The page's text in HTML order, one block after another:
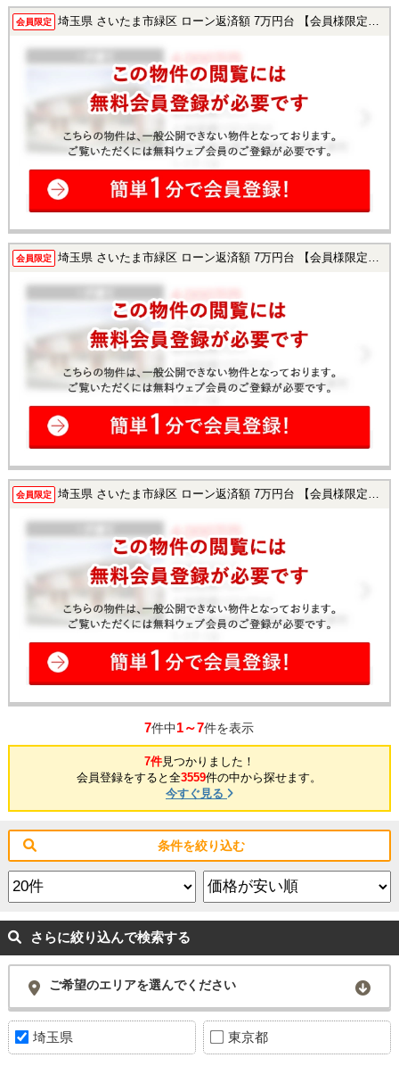
会員限定 埼玉県 さいたま市緑区 ローン返済額 7万円台 【会員様限定で公開中！】
会員限定 埼玉県 さいたま市緑区 ローン返済額 7万円台 【会員様限定で公開中！】
会員限定 埼玉県 さいたま市緑区 ローン返済額 7万円台 【会員様限定で公開中！】
7件中1～7件を表示
7件見つかりました！
会員登録をすると全3559件の中から探せます。
今すぐ見る
条件を絞り込む
さらに絞り込んで検索する
ご希望のエリアを選んでください
埼玉県 東京都